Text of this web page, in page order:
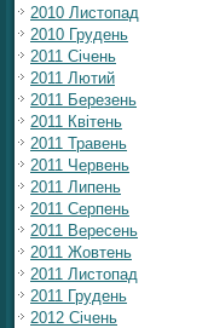
2010 Листопад
2010 Грудень
2011 Січень
2011 Лютий
2011 Березень
2011 Квітень
2011 Травень
2011 Червень
2011 Липень
2011 Серпень
2011 Вересень
2011 Жовтень
2011 Листопад
2011 Грудень
2012 Січень